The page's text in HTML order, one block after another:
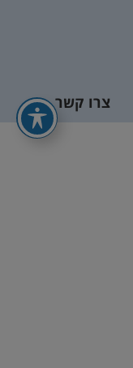
צרו קשר